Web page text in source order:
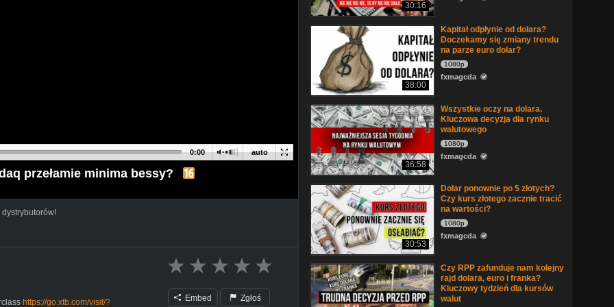
auto
0:00
przełamie minima bessy?
https://go.xtb.com/visit/? Embed Zgłoś
30:16
38:00
Kapitał odpłynie od dolara?
Doczekamy się zmiany trendu
na parze euro dolar?
1080p
fxmagcda
36:58
Wszystkie oczy na dolara.
Kluczowa decyzja dla rynku
walutowego
1080p
fxmagcda
30:53
Dolar ponownie po 5 złotych?
Czy kurs złotego zacznie tracić
na wartości?
1080p
fxmagcda
Czy RPP zafunduje nam kolejny
rajd dolara, euro i franka?
Kluczowy tydzień dla kursów
walut